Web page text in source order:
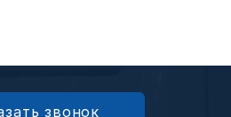
звонок